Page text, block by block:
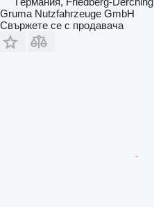
Gruma Nutzfahrzeuge GmbH
Свържете се с продавача